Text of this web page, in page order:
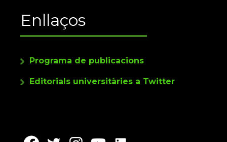
Enllaços
Programa de publicacions
Editorials universitàries a Twitter